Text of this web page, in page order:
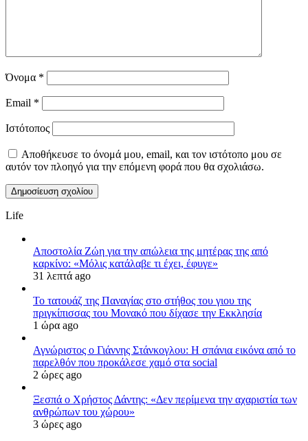
Όνομα *
Email *
Ιστότοπος
Αποθήκευσε το όνομά μου, email, και τον ιστότοπο μου σε
αυτόν τον πλοηγό για την επόμενη φορά που θα σχολιάσω.
Life
Αποστολία Ζώη για την απώλεια της μητέρας της από
καρκίνο: «Μόλις κατάλαβε τι έχει, έφυγε»
31 λεπτά ago
Το τατουάζ της Παναγίας στο στήθος του γιου της
πριγκίπισσας του Μονακό που δίχασε την Εκκλησία
1 ώρα ago
Αγνώριστος ο Γιάννης Στάνκογλου: Η σπάνια εικόνα από το
παρελθόν που προκάλεσε χαμό στα social
2 ώρες ago
Ξεσπά ο Χρήστος Δάντης: «Δεν περίμενα την αχαριστία των
ανθρώπων του χώρου»
3 ώρες ago